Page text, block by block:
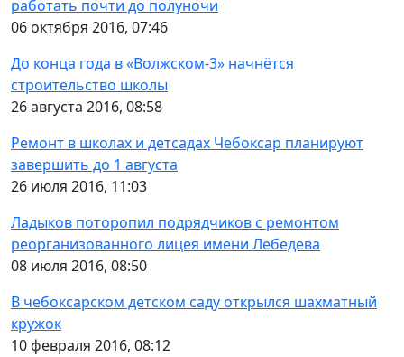
работать почти до полуночи
06 октября 2016, 07:46
До конца года в «Волжском-3» начнётся
строительство школы
26 августа 2016, 08:58
Ремонт в школах и детсадах Чебоксар планируют
завершить до 1 августа
26 июля 2016, 11:03
Ладыков поторопил подрядчиков с ремонтом
реорганизованного лицея имени Лебедева
08 июля 2016, 08:50
В чебоксарском детском саду открылся шахматный
кружок
10 февраля 2016, 08:12